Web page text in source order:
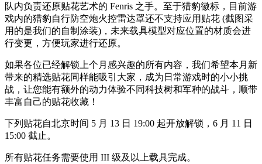
队内负责还原贴花艺术的 Fenris 之手。至于猎豹徽标，目前游
戏内的猎豹自行防空炮火控雷达罩还不支持应用贴花 (截图采
用的是我们的自制涂装)，未来载具模型对应位置的材质会进
行变更，方便玩家进行还原。
如果各位已经解锁上个月感兴趣的所有内容，我们希望本月新
带来的精选贴花同样能吸引大家，成为日常游戏时的小小挑
战，让您能有额外的动力体验不同科技树和军种的战斗，顺带
丰富自己的贴花收藏！
下列贴花自北京时间 5 月 13 日 19:00 起开放解锁，6 月 11 日
15:00 截止。
所有贴花任务需要使用 III 级及以上载具完成。